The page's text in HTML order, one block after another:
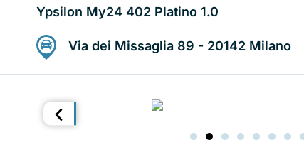
Ypsilon My24 402 Platino 1.0
Via dei Missaglia 89 - 20142 Milano